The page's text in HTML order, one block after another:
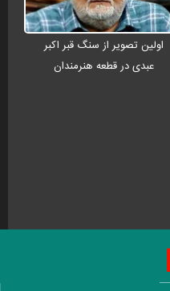
اولین تصویر از سنگ قبر اکبر
عبدی در قطعه هنرمندان